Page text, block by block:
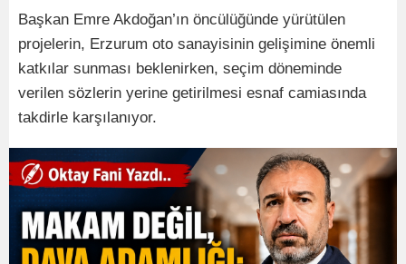
Başkan Emre Akdoğan’ın öncülüğünde yürütülen
projelerin, Erzurum oto sanayisinin gelişimine önemli
katkılar sunması beklenirken, seçim döneminde
verilen sözlerin yerine getirilmesi esnaf camiasında
takdirle karşılanıyor.